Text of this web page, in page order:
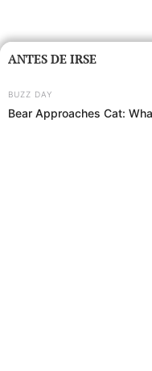
ANTES DE IRSE